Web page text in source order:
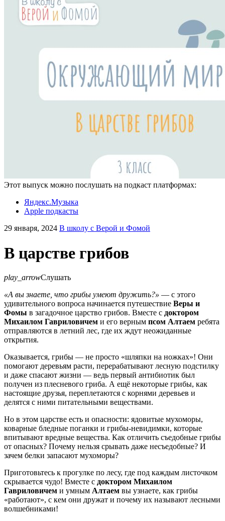
Этот выпуск можно послушать на подкаст платформах:
Яндекс.Музыка
Apple подкасты
29 января, 2024 В школу с Верой и Фомой
В царстве грибов
play_arrowСлушать
«А вы знаете, что грибы умеют дружить?» — с этого
удивительного вопроса начинается путешествие Веры и
Фомы в загадочное царство грибов. Вместе с доктором
Михаилом Гавриловичем и его верным псом Алтаем ребята
отправляются в летний лес, где их ждут неожиданные
открытия.
Оказывается, грибы — не просто «шляпки на ножках»! Они
помогают деревьям расти, перерабатывают лесную подстилку
и даже спасают жизни — ведь первый антибиотик был
получен из плесневого гриба. А ещё некоторые грибы, как
настоящие друзья, переплетаются с корнями деревьев и
делятся с ними питательными веществами.
Но в этом царстве есть и опасности: ядовитые мухоморы,
коварные бледные поганки и грибы-невидимки, которые
впитывают вредные вещества. Как отличить съедобные грибы
от опасных? Почему нельзя срывать даже несъедобные? И
зачем белки запасают мухоморы?
Приготовьтесь к прогулке по лесу, где под каждым листочком
скрывается чудо! Вместе с доктором Михаилом
Гавриловичем и умным Алтаем вы узнаете, как грибы
«работают», с кем они дружат и почему их называют лесными
волшебниками!